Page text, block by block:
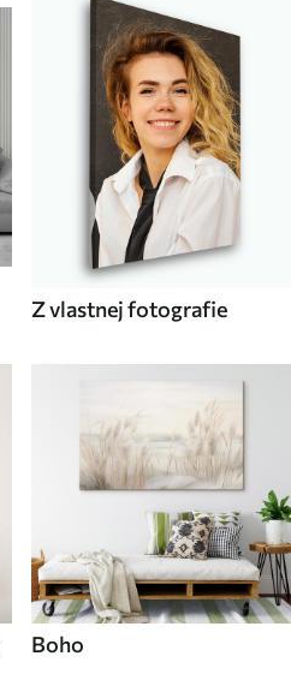
Z vlastnej fotografie
Boho